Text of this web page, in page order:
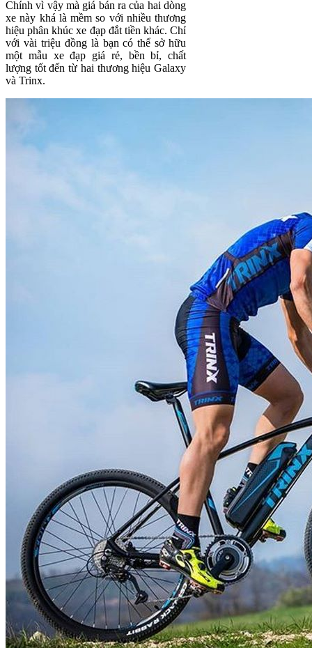
Chính vì vậy mà giá bán ra của hai dòng
xe này khá là mềm so với nhiều thương
hiệu phân khúc xe đạp đắt tiền khác. Chỉ
với vài triệu đồng là bạn có thể sở hữu
một mẫu xe đạp giá rẻ, bền bỉ, chất
lượng tốt đến từ hai thương hiệu Galaxy
và Trinx.